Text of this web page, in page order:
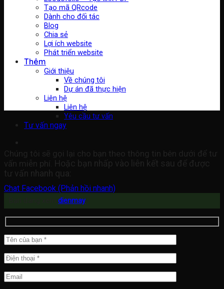
Tạo mã QRcode
Dành cho đối tác
Blog
Chia sẻ
Lợi ích website
Phát triển website
Thêm
Giới thiệu
Về chúng tôi
Dự án đã thực hiện
Liên hệ
Liên hệ
Yêu cầu tư vấn
Tư vấn ngay
Chúng tôi sẽ gọi lại cho bạn theo thông tin bên dưới để tư
vấn miễn phí. Hoặc bạn nhấp vào liên kết sau để được
tư vấn nhanh qua:
Chat Facebook (Phản hồi nhanh)
dienmay